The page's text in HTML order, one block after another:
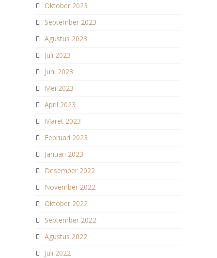
Oktober 2023
September 2023
Agustus 2023
Juli 2023
Juni 2023
Mei 2023
April 2023
Maret 2023
Februari 2023
Januari 2023
Desember 2022
November 2022
Oktober 2022
September 2022
Agustus 2022
Juli 2022